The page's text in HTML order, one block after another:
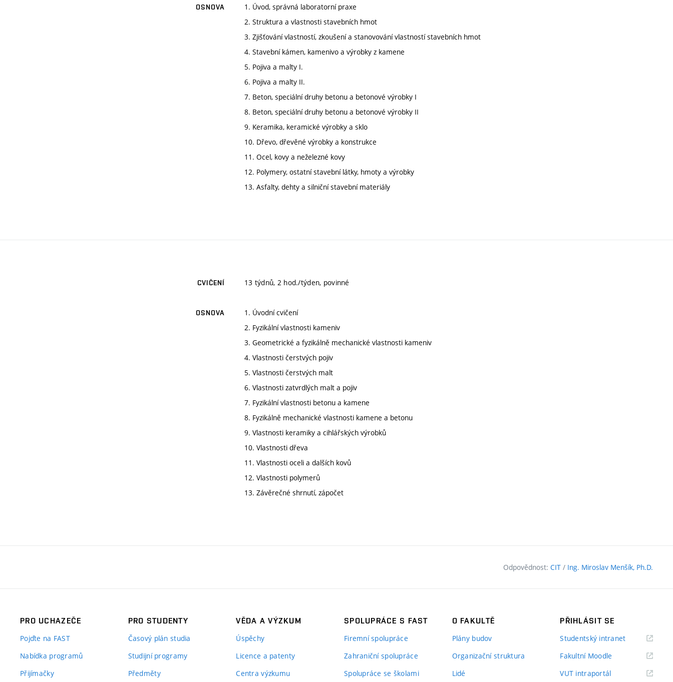
OSNOVA
1. Úvod, správná laboratorní praxe
2. Struktura a vlastnosti stavebních hmot
3. Zjišťování vlastností, zkoušení a stanovování vlastností stavebních hmot
4. Stavební kámen, kamenivo a výrobky z kamene
5. Pojiva a malty I.
6. Pojiva a malty II.
7. Beton, speciální druhy betonu a betonové výrobky I
8. Beton, speciální druhy betonu a betonové výrobky II
9. Keramika, keramické výrobky a sklo
10. Dřevo, dřevěné výrobky a konstrukce
11. Ocel, kovy a neželezné kovy
12. Polymery, ostatní stavební látky, hmoty a výrobky
13. Asfalty, dehty a silniční stavební materiály
CVIČENÍ 13 týdnů, 2 hod./týden, povinné
OSNOVA
1. Úvodní cvičení
2. Fyzikální vlastnosti kameniv
3. Geometrické a fyzikálně mechanické vlastnosti kameniv
4. Vlastnosti čerstvých pojiv
5. Vlastnosti čerstvých malt
6. Vlastnosti zatvrdlých malt a pojiv
7. Fyzikální vlastnosti betonu a kamene
8. Fyzikálně mechanické vlastnosti kamene a betonu
9. Vlastnosti keramiky a cihlářských výrobků
10. Vlastnosti dřeva
11. Vlastnosti oceli a dalších kovů
12. Vlastnosti polymerů
13. Závěrečné shrnutí, zápočet
Odpovědnost: CIT / Ing. Miroslav Menšík, Ph.D.
PRO UCHAZEČE
Pojďte na FAST
Nabídka programů
Přijímačky
PRO STUDENTY
Časový plán studia
Studijní programy
Předměty
VĚDA A VÝZKUM
Úspěchy
Licence a patenty
Centra výzkumu
SPOLUPRÁCE S FAST
Firemní spolupráce
Zahraniční spolupráce
Spolupráce se školami
O FAKULTĚ
Plány budov
Organizační struktura
Lidé
PŘIHLÁSIT SE
Studentský intranet(externí
Fakultní Moodle
VUT intraportál(externí